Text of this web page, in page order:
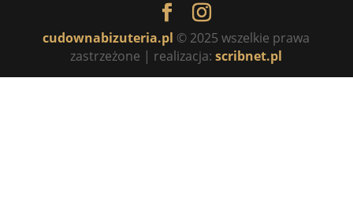
cudownabizuteria.pl © 2025 wszelkie prawa
zastrzeżone | realizacja:scribnet.pl